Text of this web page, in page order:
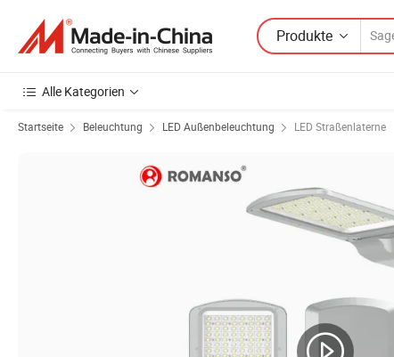
Produkte
Alle Kategorien
Startseite Beleuchtung LED Außenbeleuchtung LED Straßenlaterne